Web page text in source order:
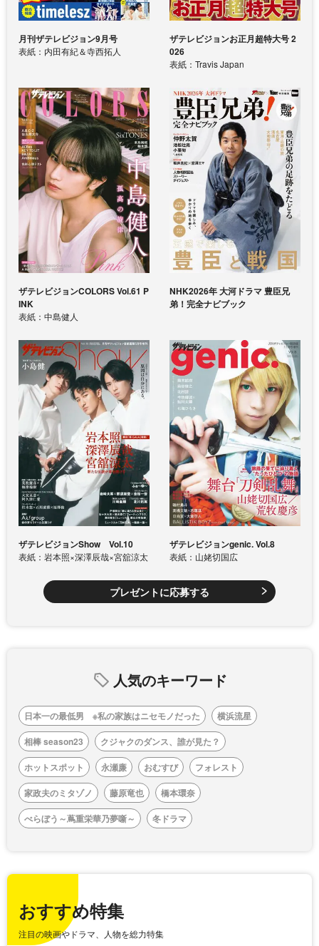
月刊ザテレビジョン9月号
表紙：内田有紀＆寺西拓人
ザテレビジョンお正月超特大号 2
026
表紙：Travis Japan
ザテレビジョンCOLORS Vol.61 P
INK
表紙：中島健人
NHK2026年 大河ドラマ 豊臣兄
弟！完全ナビブック
ザテレビジョンShow Vol.10
表紙：岩本照×深澤辰哉×宮舘涼太
ザテレビジョンgenic. Vol.8
表紙：山姥切国広
プレゼントに応募する
人気のキーワード
日本一の最低男 ※私の家族はニセモノだった
横浜流星
相棒 season23
クジャクのダンス、誰が見た？
ホットスポット
永瀬廉 おむすび
フォレスト
家政夫のミタゾノ
藤原竜也
橋本環奈
べらぼう～蔦重栄華乃夢噺～
冬ドラマ
おすすめ特集
注目の映画やドラマ、人物を総力特集